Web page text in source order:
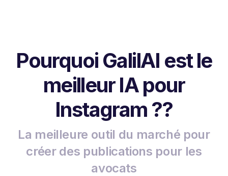
Pourquoi GalilAI est le
meilleur IA pour
Instagram ??
La meilleure outil du marché pour
créer des publications pour les
avocats